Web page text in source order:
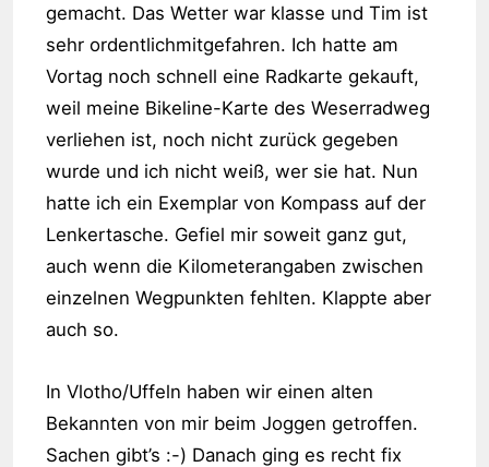
gemacht. Das Wetter war klasse und Tim ist
sehr ordentlichmitgefahren. Ich hatte am
Vortag noch schnell eine Radkarte gekauft,
weil meine Bikeline-Karte des Weserradweg
verliehen ist, noch nicht zurück gegeben
wurde und ich nicht weiß, wer sie hat. Nun
hatte ich ein Exemplar von Kompass auf der
Lenkertasche. Gefiel mir soweit ganz gut,
auch wenn die Kilometerangaben zwischen
einzelnen Wegpunkten fehlten. Klappte aber
auch so.
In Vlotho/Uffeln haben wir einen alten
Bekannten von mir beim Joggen getroffen.
Sachen gibt’s :-) Danach ging es recht fix